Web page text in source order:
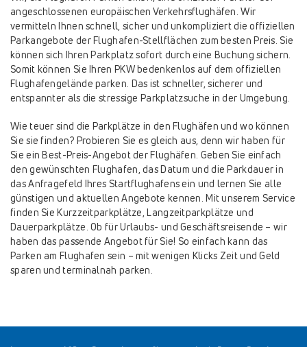
angeschlossenen europäischen Verkehrsflughäfen. Wir
vermitteln Ihnen schnell, sicher und unkompliziert die offiziellen
Parkangebote der Flughafen-Stellflächen zum besten Preis. Sie
können sich Ihren Parkplatz sofort durch eine Buchung sichern.
Somit können Sie Ihren PKW bedenkenlos auf dem offiziellen
Flughafengelände parken. Das ist schneller, sicherer und
entspannter als die stressige Parkplatzsuche in der Umgebung.
Wie teuer sind die Parkplätze in den Flughäfen und wo können
Sie sie finden? Probieren Sie es gleich aus, denn wir haben für
Sie ein Best-Preis-Angebot der Flughäfen. Geben Sie einfach
den gewünschten Flughafen, das Datum und die Parkdauer in
das Anfragefeld Ihres Startflughafens ein und lernen Sie alle
günstigen und aktuellen Angebote kennen. Mit unserem Service
finden Sie Kurzzeitparkplätze, Langzeitparkplätze und
Dauerparkplätze. Ob für Urlaubs- und Geschäftsreisende – wir
haben das passende Angebot für Sie! So einfach kann das
Parken am Flughafen sein – mit wenigen Klicks Zeit und Geld
sparen und terminalnah parken.